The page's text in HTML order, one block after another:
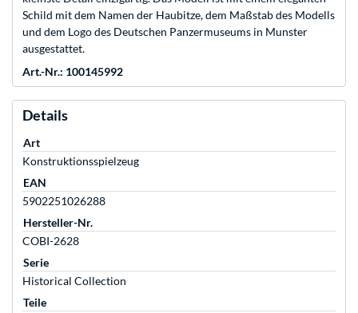
Schild mit dem Namen der Haubitze, dem Maßstab des Modells
und dem Logo des Deutschen Panzermuseums in Munster
ausgestattet.
Art.-Nr.: 100145992
Details
Art
Konstruktionsspielzeug
EAN
5902251026288
Hersteller-Nr.
COBI-2628
Serie
Historical Collection
Teile